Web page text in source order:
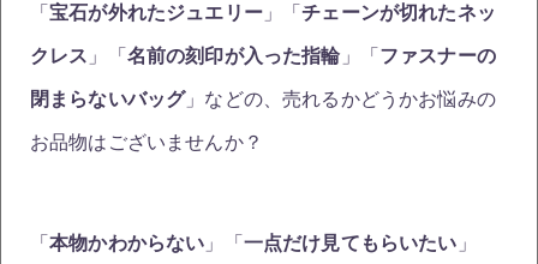
「宝石が外れたジュエリー」「チェーンが切れたネッ
クレス 」「 名前の刻印が入った指輪」「 ファスナーの
閉まらないバッグ」などの、売れるかどうかお悩みの
お品物はございませんか？
「本物かわからない 」「 一点だけ見てもらいたい 」